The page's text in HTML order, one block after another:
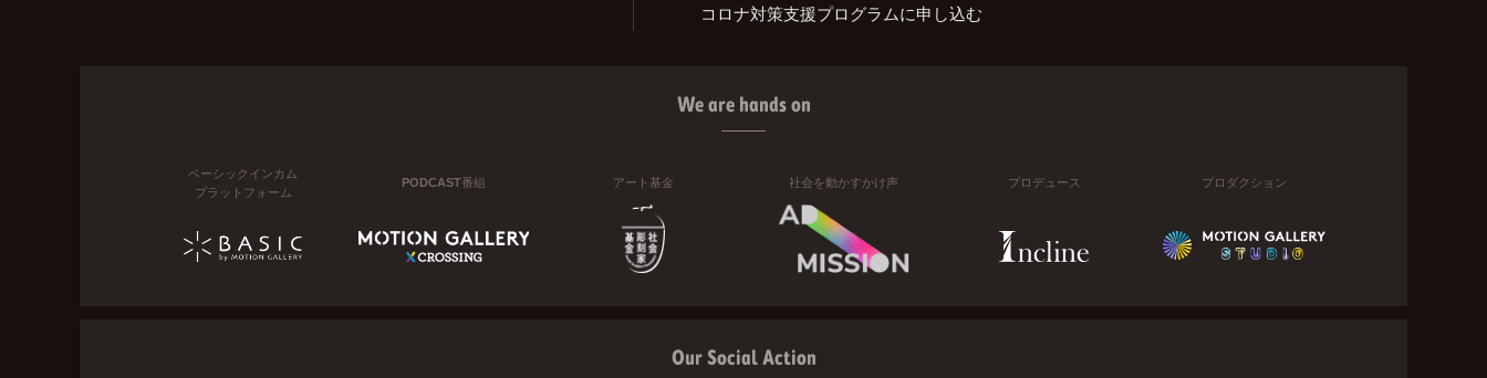
コロナ対策支援プログラムに申し込む
We are hands on
ベーシックインカム
プラットフォーム
PODCAST番組 アート基金 社会を動かすかけ声 プロデュース プロダクション
Our Social Action